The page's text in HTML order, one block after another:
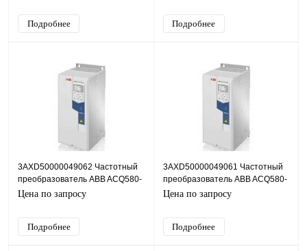
Подробнее Подробнее
3AXD50000049062 Частотный
преобразователь ABB ACQ580-
04-820A-4, 380В, 450кВт, 820А
Цена по запросу
Подробнее
3AXD50000049061 Частотный
преобразователь ABB ACQ580-
04-725A-4, 400кВт, 380В
Цена по запросу
Подробнее